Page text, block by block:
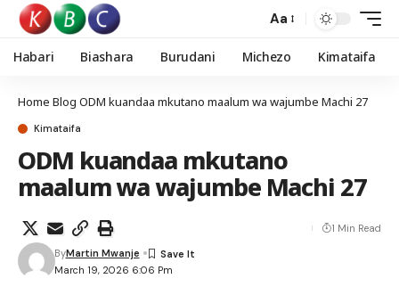
Aa
Habari Biashara Burudani Michezo Kimataifa
Home Blog ODM kuandaa mkutano maalum wa wajumbe Machi 27
Kimataifa
ODM kuandaa mkutano
maalum wa wajumbe Machi 27
March 19, 2026 6:06 Pm
ByMartin Mwanje
1 Min Read